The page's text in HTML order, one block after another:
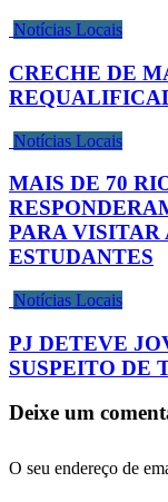
Notícias Locais
CRECHE DE
Notícias Locais
MAIS DE 70
PARA VISITAR
ESTUDANTES
Notícias Locais
PJ DETEVE
SUSPEITO DE
Deixe um
O seu endereço de